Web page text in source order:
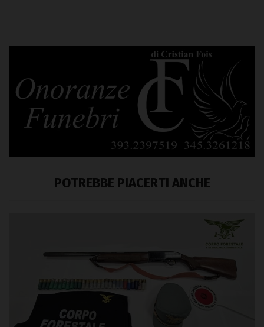
POTREBBE PIACERTI ANCHE